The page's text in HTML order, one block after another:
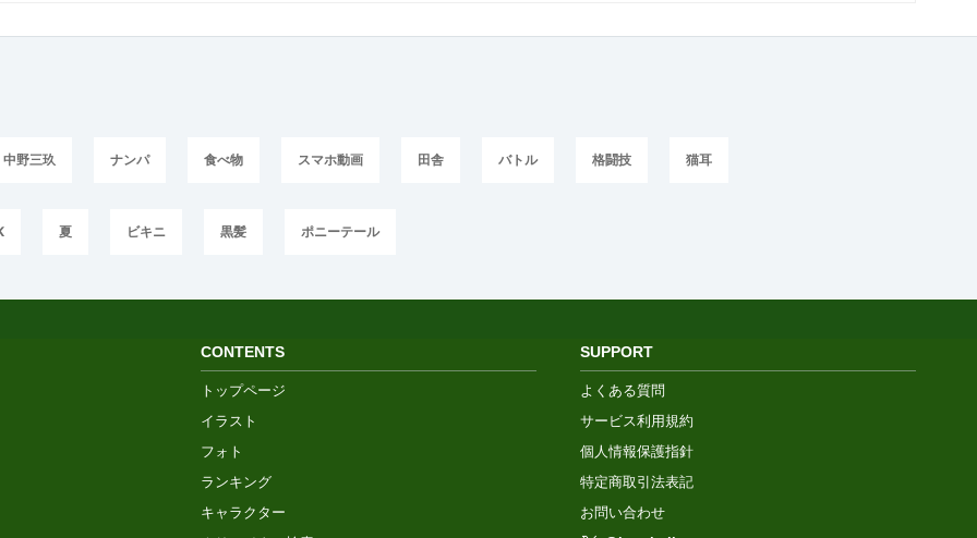
中野三玖 ナンパ 食べ物 スマホ動画 田舎 バトル 格闘技 猫耳
夏 ビキニ 黒髪 ポニーテール
SUPPORT
よくある質問
サービス利用規約
個人情報保護指針
特定商取引法表記
お問い合わせ
CONTENTS
トップページ
イラスト
フォト
ランキング
キャラクター